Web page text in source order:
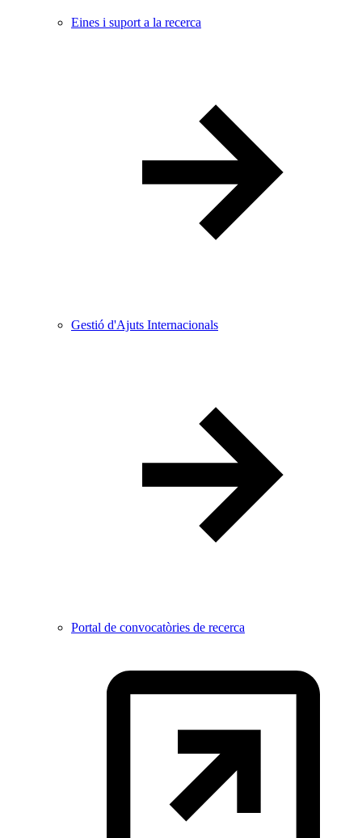
Eines i suport a la recerca
Gestió d'Ajuts Internacionals
Portal de convocatòries de recerca